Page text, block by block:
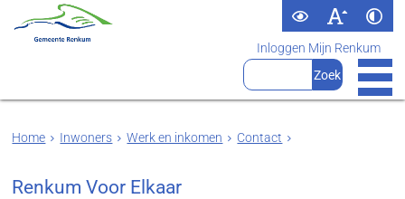
Inloggen Mijn Renkum
Home Inwoners Werk en inkomen Contact
Renkum Voor Elkaar